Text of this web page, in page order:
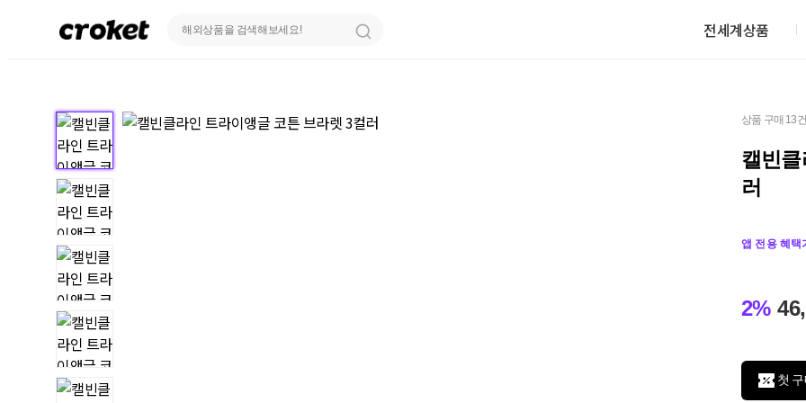
전세계상품
상품 구매 13건
캘빈
러
앱 전용 혜택
2%
첫